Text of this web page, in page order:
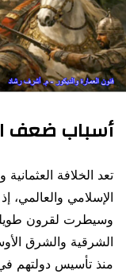
أسباب ضعف
تعد الخلافة
الإسلامي والعالمي،
وسيطرت لقرون
الشرقية والشرق
منذ تأسيس دولتهم